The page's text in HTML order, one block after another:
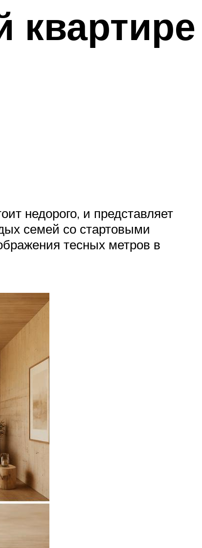
квартире
недорого, и представляет
семей со стартовыми
тесных метров в